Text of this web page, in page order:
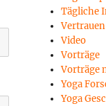
Tägliche
Video
Vorträge
Vorträge
Yoga
Yoga